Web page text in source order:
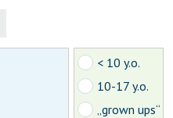
< 10 y.o.
10-17 y.o.
„grown ups“